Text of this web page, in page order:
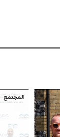
المجتمع